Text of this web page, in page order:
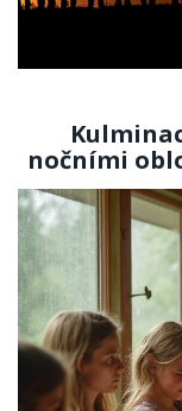
nočními